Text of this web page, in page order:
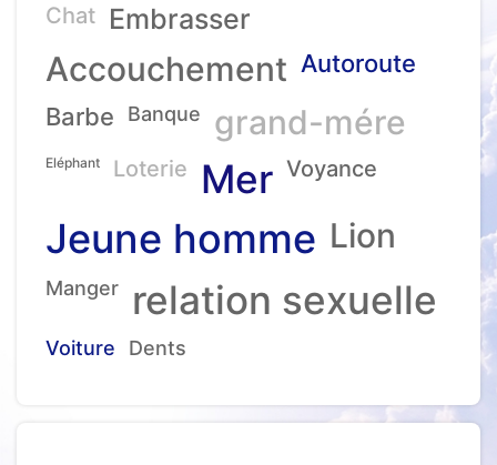
Chat Embrasser
Accouchement Autoroute
Barbe
Banque grand-mére
Eléphant Loterie Mer Voyance
Jeune homme Lion
Manger relation sexuelle
Voiture Dents